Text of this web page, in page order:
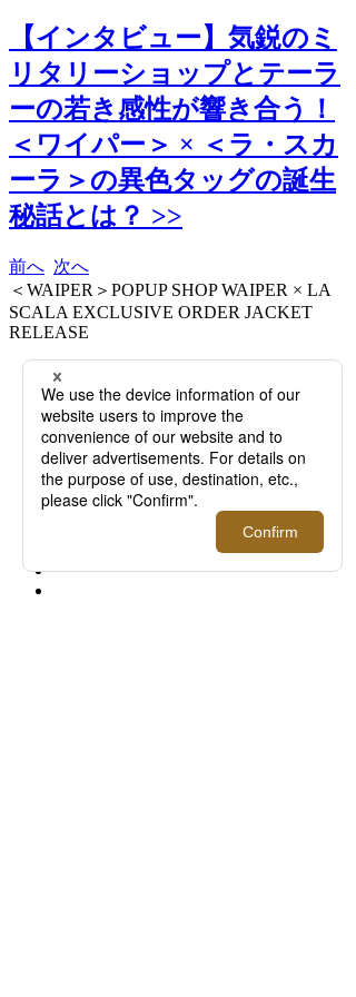
【インタビュー】気鋭のミ
リタリーショップとテーラ
ーの若き感性が響き合う！
＜ワイパー＞ × ＜ラ・スカ
ーラ＞の異色タッグの誕生
秘話とは？ >>
前へ 次へ
＜WAIPER＞POPUP SHOP WAIPER × LA
SCALA EXCLUSIVE ORDER JACKET
RELEASE